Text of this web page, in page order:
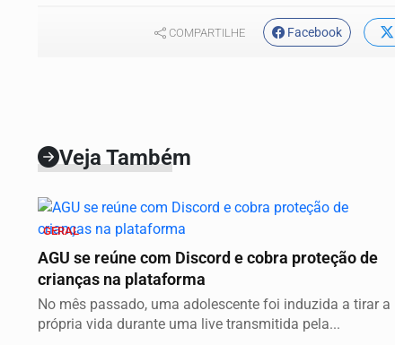
COMPARTILHE Facebook
Veja Também
GERAL
AGU se reúne com Discord e cobra proteção de
crianças na plataforma
No mês passado, uma adolescente foi induzida a tirar a
própria vida durante uma live transmitida pela...